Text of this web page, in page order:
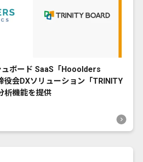
ボード SaaS「Hooolders
会DXソリューション「TRINITY
析機能を提供